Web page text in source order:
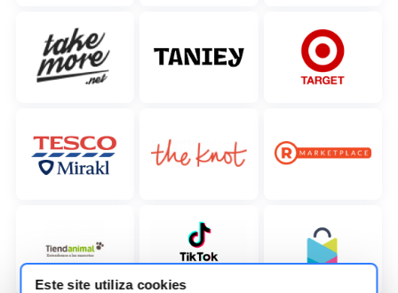
Este site utiliza cookies